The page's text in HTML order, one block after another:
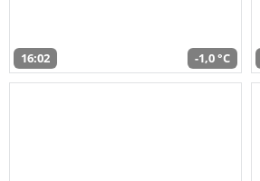
16:02 -1,0 °C